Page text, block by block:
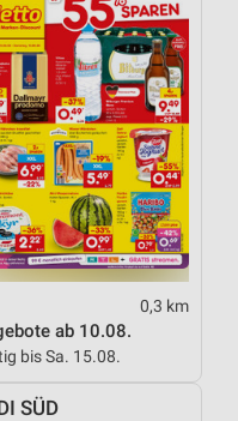
0,3 km
ab 10.08.
bis Sa. 15.08.
SÜD
Angebote
Auswahl von